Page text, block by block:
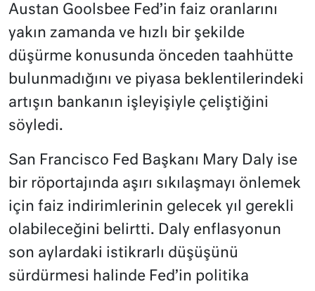
Austan Goolsbee Fed’in faiz oranlarını
yakın zamanda ve hızlı bir şekilde
düşürme konusunda önceden taahhütte
bulunmadığını ve piyasa beklentilerindeki
artışın bankanın işleyişiyle çeliştiğini
söyledi.
San Francisco Fed Başkanı Mary Daly ise
bir röportajında aşırı sıkılaşmayı önlemek
için faiz indirimlerinin gelecek yıl gerekli
olabileceğini belirtti. Daly enflasyonun
son aylardaki istikrarlı düşüşünü
sürdürmesi halinde Fed’in politika